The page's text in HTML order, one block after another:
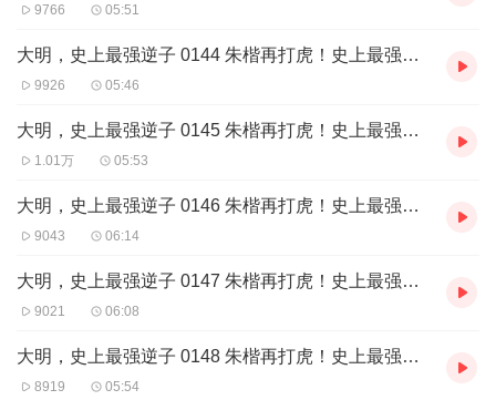
9766 05:51
大明，史上最强逆子 0144 朱楷再打虎！史上最强逆子！3
9926 05:46
大明，史上最强逆子 0145 朱楷再打虎！史上最强逆子！4
1.01万 05:53
大明，史上最强逆子 0146 朱楷再打虎！史上最强逆子！5
9043 06:14
大明，史上最强逆子 0147 朱楷再打虎！史上最强逆子！6
9021 06:08
大明，史上最强逆子 0148 朱楷再打虎！史上最强逆子！7
8919 05:54